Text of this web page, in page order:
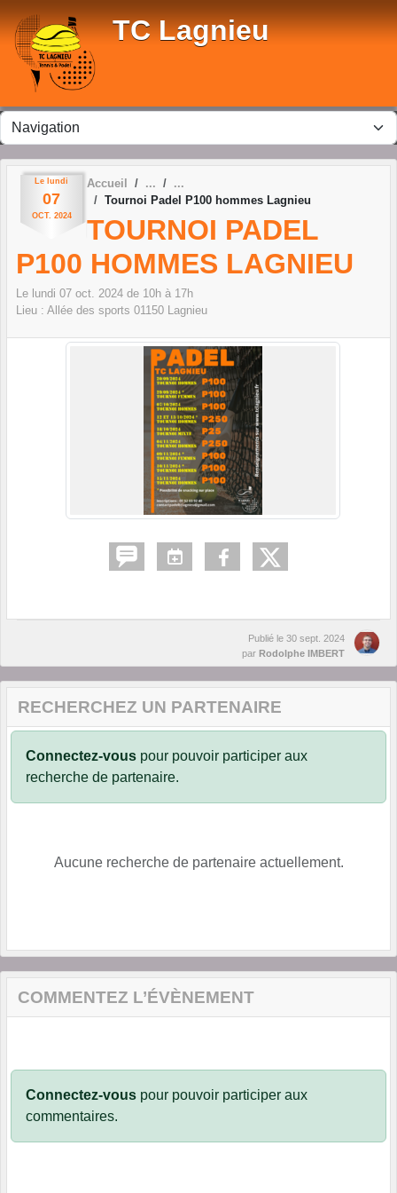
TC Lagnieu
Le lundi
07
OCT. 2024
Accueil
Tournoi Padel P100 hommes Lagnieu
TOURNOI PADEL
P100 HOMMES LAGNIEU
Le lundi 07 oct. 2024 de 10h à 17h
Lieu : Allée des sports 01150 Lagnieu
Publié le 30 sept. 2024
par Rodolphe IMBERT
RECHERCHEZ UN PARTENAIRE
Connectez-vous pour pouvoir participer aux
recherche de partenaire.
Aucune recherche de partenaire actuellement.
COMMENTEZ L’ÉVÈNEMENT
Connectez-vous pour pouvoir participer aux
commentaires.